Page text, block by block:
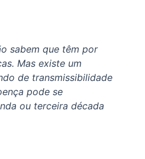
sabem que têm por
Mas existe um
de transmissibilidade
pode se
ou terceira década